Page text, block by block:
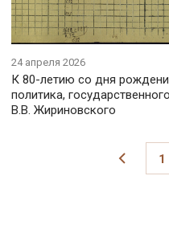
24 апреля 2026
К 80-летию со дня
политика,
В.В. Жириновского
1